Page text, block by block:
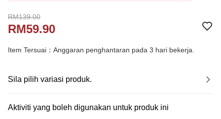
RM139.00
RM59.90
Item Tersuai：Anggaran penghantaran pada 3 hari bekerja.
Sila pilih variasi produk.
Aktiviti yang boleh digunakan untuk produk ini